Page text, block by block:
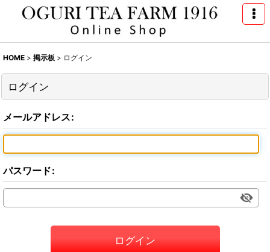
HOME > 掲示板 > ログイン
ログイン
メールアドレス:
パスワード:
ログイン